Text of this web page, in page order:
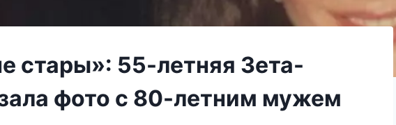
стары»: 55-летняя Зета-
фото с 80-летним мужем